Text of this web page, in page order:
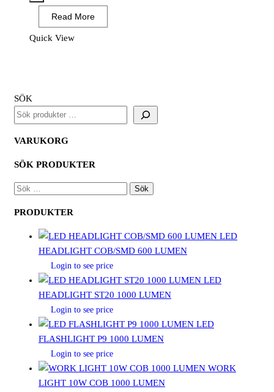
Supreme
15600,
sun
Read More
Quick View
SÖK
VARUKORG
SÖK PRODUKTER
SÖK
PRODUKTER
LED
HEADLIGHT COB/SMD 600 LUMEN
Login to see price
LED
HEADLIGHT ST20 1000 LUMEN
Login to see price
LED
FLASHLIGHT P9 1000 LUMEN
Login to see price
WORK
LIGHT 10W COB 1000 LUMEN